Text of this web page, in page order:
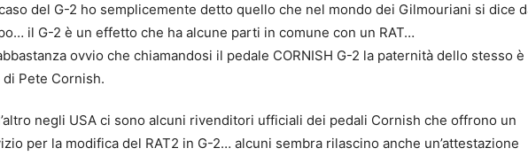
del G-2 ho semplicemente detto quello che nel mondo dei Gilmouriani si dice
il G-2 è un effetto che ha alcune parti in comune con un RAT…
ovvio che chiamandosi il pedale CORNISH G-2 la paternità dello stesso è
di Pete Cornish.
negli USA ci sono alcuni rivenditori ufficiali dei pedali Cornish che offrono un
per la modifica del RAT2 in G-2… alcuni sembra rilascino anche un’attestazione